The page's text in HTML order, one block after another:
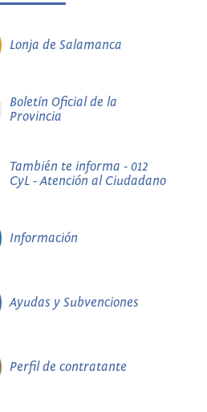
Lonja de Salamanca
Boletín Oficial de la
Provincia
También te informa - 012
CyL - Atención al Ciudadano
Información
Ayudas y Subvenciones
Perfil de contratante